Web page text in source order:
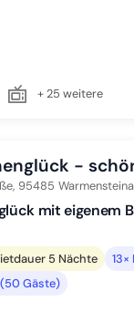
+ 25 weitere
-
95485
mit eigenem
5 Nächte
Gäste)